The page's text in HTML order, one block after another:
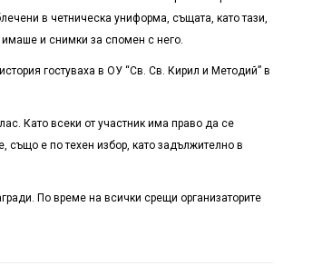
в четническа униформа, същата, като тази,
имаше и снимки за спомен с него.
гостуваха в ОУ “Св. Св. Кирил и Методий” в
Като всеки от участник има право да се
също е по техен избор, като задължително в
По време на всички срещи организаторите